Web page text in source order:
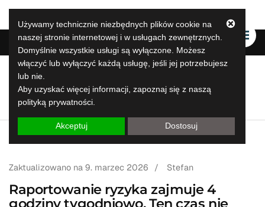
Rozwiązania do raportowania skoków
Zaktualizowano na 9. marzec 2026 / Stefan
Raportowanie ryzyka zajmuje 4
godziny tygodniowo. Ten czas nie
Używamy technicznie niezbędnych plików cookie na
naszej stronie internetowej i w usługach zewnętrznych.
Domyślnie wszystkie usługi są wyłączone. Możesz
włączyć lub wyłączyć każdą usługę, jeśli jej potrzebujesz
lub nie.
Aby uzyskać więcej informacji, zapoznaj się z naszą
polityką prywatności.
Akceptuj Dostosuj